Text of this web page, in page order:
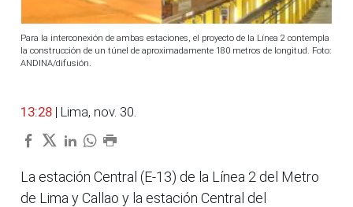
Para la interconexión de ambas estaciones, el proyecto de la Línea 2 contempla
la construcción de un túnel de aproximadamente 180 metros de longitud. Foto:
ANDINA/difusión.
13:28 | Lima, nov. 30.
La estación Central (E-13) de la Línea 2 del Metro
de Lima y Callao y la estación Central del